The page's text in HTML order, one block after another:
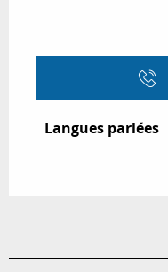
Langues parlées
Langues parlées